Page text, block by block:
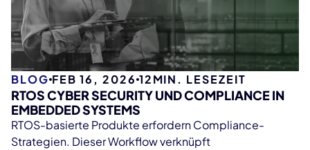
BLOG FEB 16, 2026 12MIN. LESEZEIT
RTOS CYBER SECURITY UND COMPLIANCE IN
EMBEDDED SYSTEMS
RTOS-basierte Produkte erfordern Compliance-
Strategien. Dieser Workflow verknüpft